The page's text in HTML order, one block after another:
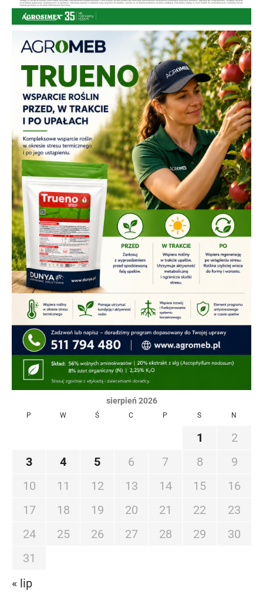
sierpień 2026
P W Ś C P S N
1
2
3
4 5 6 7 8
9
10
11 12 13 14 15
16
17
18 19 20 21 22
23
24
25 26 27 28 29
30
31
« lip